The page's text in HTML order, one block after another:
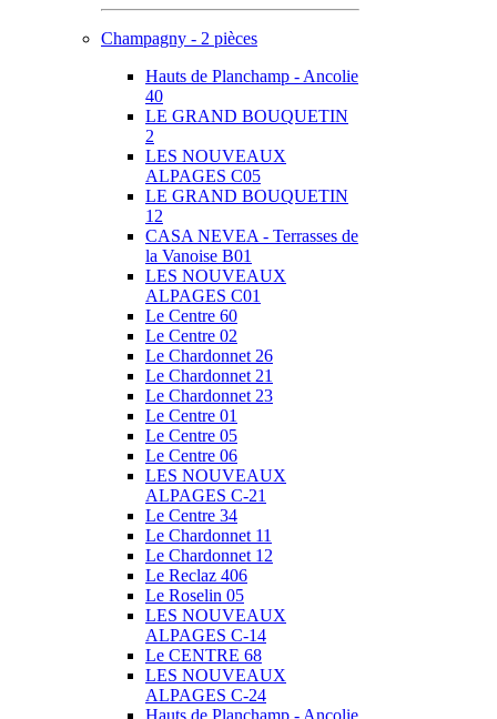
Champagny - 2 pièces
Hauts de Planchamp - Ancolie
40
LE GRAND BOUQUETIN
2
LES NOUVEAUX
ALPAGES C05
LE GRAND BOUQUETIN
12
CASA NEVEA - Terrasses de
la Vanoise B01
LES NOUVEAUX
ALPAGES C01
Le Centre 60
Le Centre 02
Le Chardonnet 26
Le Chardonnet 21
Le Chardonnet 23
Le Centre 01
Le Centre 05
Le Centre 06
LES NOUVEAUX
ALPAGES C-21
Le Centre 34
Le Chardonnet 11
Le Chardonnet 12
Le Reclaz 406
Le Roselin 05
LES NOUVEAUX
ALPAGES C-14
Le CENTRE 68
LES NOUVEAUX
ALPAGES C-24
Hauts de Planchamp - Ancolie